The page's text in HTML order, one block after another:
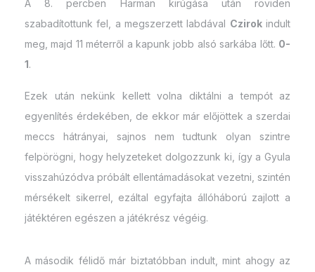
A 8. percben Harman kirúgása után röviden
szabadítottunk fel, a megszerzett labdával Czirokindult
meg, majd 11 méterről a kapunk jobb alsó sarkába lőtt. 0-
1.
Ezek után nekünk kellett volna diktálni a tempót az
egyenlítés érdekében, de ekkor már előjöttek a szerdai
meccs hátrányai, sajnos nem tudtunk olyan szintre
felpörögni, hogy helyzeteket dolgozzunk ki, így a Gyula
visszahúzódva próbált ellentámadásokat vezetni, szintén
mérsékelt sikerrel, ezáltal egyfajta állóháború zajlott a
játéktéren egészen a játékrész végéig.
A második félidő már biztatóbban indult, mint ahogy az